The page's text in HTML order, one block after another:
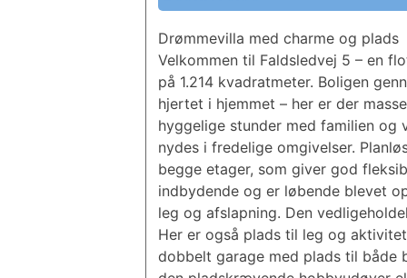
Drømmevilla med charme og plads
Velkommen til Faldsledvej 5 – en
på 1.214 kvadratmeter. Boligen
hjertet i hjemmet – her er der
hyggelige stunder med familien og
nydes i fredelige omgivelser.
begge etager, som giver god
indbydende og er løbende blevet
leg og afslapning. Den
Her er også plads til leg og
dobbelt garage med plads til både